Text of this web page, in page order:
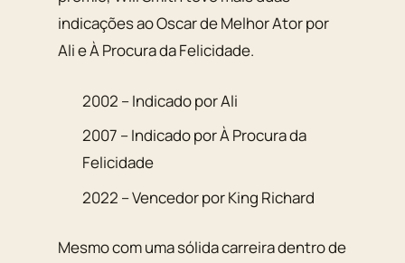
indicações ao Oscar de Melhor Ator por
Ali e À Procura da Felicidade.
2002 – Indicado por Ali
2007 – Indicado por À Procura da
Felicidade
2022 – Vencedor por King Richard
Mesmo com uma sólida carreira dentro de